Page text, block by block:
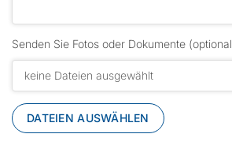
Senden Sie Fotos oder Dokumente
keine Dateien ausgewählt
DATEIEN AUSWÄHLEN